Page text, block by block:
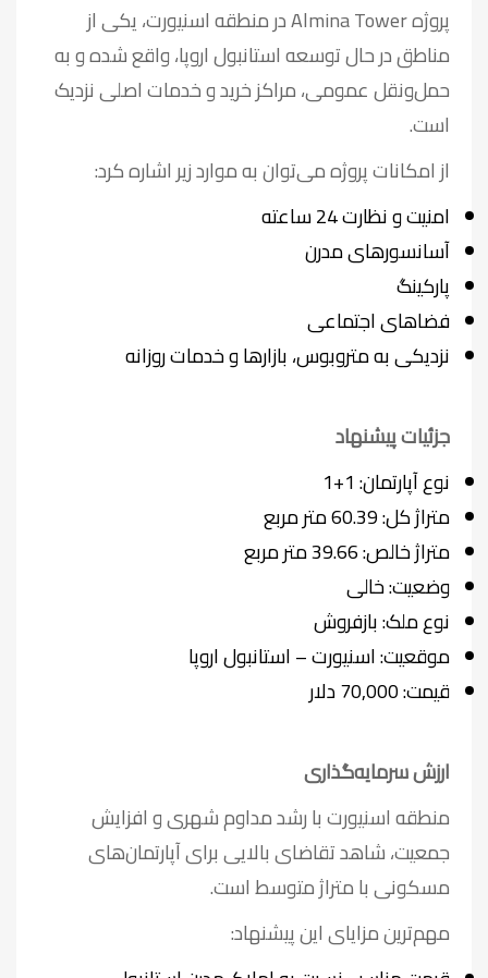
پروژه Almina Tower در منطقه اسنیورت، یکی از
مناطق در حال توسعه استانبول اروپا، واقع شده و به
حمل‌ونقل عمومی، مراکز خرید و خدمات اصلی نزدیک
است.
از امکانات پروژه می‌توان به موارد زیر اشاره کرد:
امنیت و نظارت 24 ساعته
آسانسورهای مدرن
پارکینگ
فضاهای اجتماعی
نزدیکی به متروبوس، بازارها و خدمات روزانه
جزئیات پیشنهاد
نوع آپارتمان: 1+1
متراژ کل: 60.39 متر مربع
متراژ خالص: 39.66 متر مربع
وضعیت: خالی
نوع ملک: بازفروش
موقعیت: اسنیورت – استانبول اروپا
قیمت: 70,000 دلار
ارزش سرمایه‌گذاری
منطقه اسنیورت با رشد مداوم شهری و افزایش
جمعیت، شاهد تقاضای بالایی برای آپارتمان‌های
مسکونی با متراژ متوسط است.
مهم‌ترین مزایای این پیشنهاد: